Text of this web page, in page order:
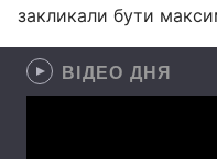
закликали бути
ВІДЕО ДНЯ